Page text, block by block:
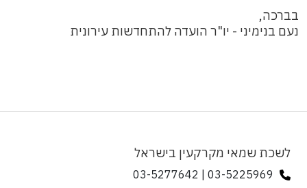
בברכה,
נעם בנימיני - יו"ר הועדה להתחדשות עירונית
לשכת שמאי מקרקעין בישראל
03-5225969 | 03-5277642